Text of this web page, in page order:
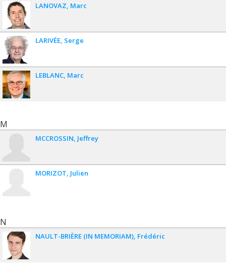
LANOVAZ Marc
LARIVÉE Serge
LEBLANC Marc
M
MCCROSSIN Jeffrey
MORIZOT Julien
N
NAULT-BRIÈRE (IN MEMORIAM) Frédéric